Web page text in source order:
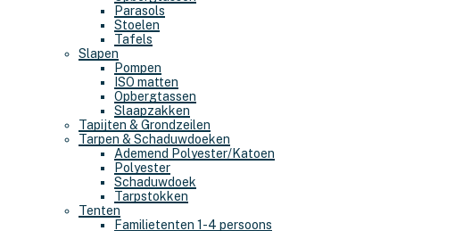
Parasols
Stoelen
Tafels
Slapen
Pompen
ISO matten
Opbergtassen
Slaapzakken
Tapijten & Grondzeilen
Tarpen & Schaduwdoeken
Ademend Polyester/Katoen
Polyester
Schaduwdoek
Tarpstokken
Tenten
Familietenten 1-4 persoons